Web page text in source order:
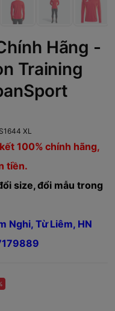
Hãng -
Training
XL
100% chính hãng,
tiền.
size, đổi mẫu trong
Nghi, Từ Liêm, HN